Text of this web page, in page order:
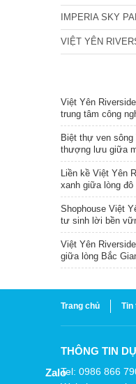
IMPERIA SKY
VIỆT YÊN
Việt Yên
trung tâm công
Biệt thự ven
thượng lưu giữa
Liền kề Việt Yên
xanh giữa lòng đô
Shophouse Việt
tư sinh lời bền
Việt Yên
giữa lòng Bắc
Trang chủ Tin
THÔNG TIN
Tel: 0986 866
Zalo